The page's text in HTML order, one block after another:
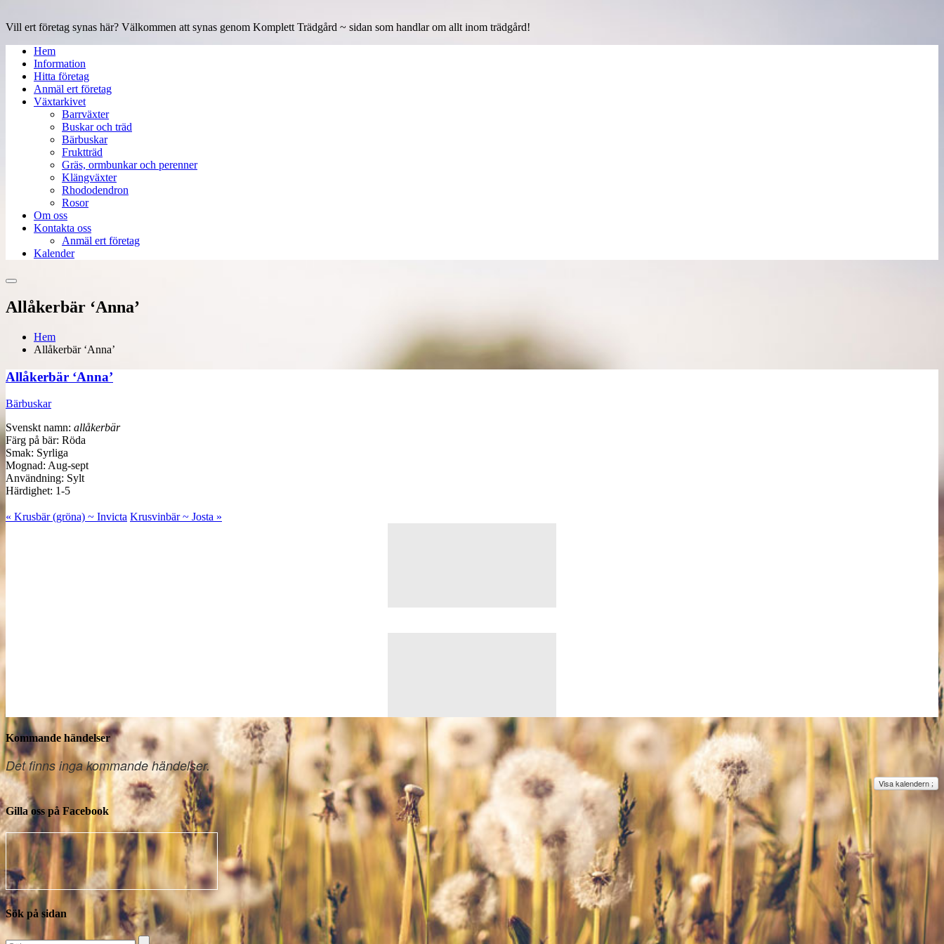
Vill ert företag synas här? Välkommen att synas genom Komplett Trädgård ~ sidan som handlar om allt inom trädgård!
Hem
Information
Hitta företag
Anmäl ert företag
Växtarkivet
Barrväxter
Buskar och träd
Bärbuskar
Fruktträd
Gräs, ormbunkar och perenner
Klängväxter
Rhododendron
Rosor
Om oss
Kontakta oss
Anmäl ert företag
Kalender
Allåkerbär ‘Anna’
Hem
Allåkerbär ‘Anna’
Allåkerbär ‘Anna’
Bärbuskar
Svenskt namn: allåkerbär
Färg på bär: Röda
Smak: Syrliga
Mognad: Aug-sept
Användning: Sylt
Härdighet: 1-5
« Krusbär (gröna) ~ Invicta Krusvinbär ~ Josta »
Kommande händelser
Det finns inga kommande händelser.
Visa kalendern
Gilla oss på Facebook
Sök på sidan